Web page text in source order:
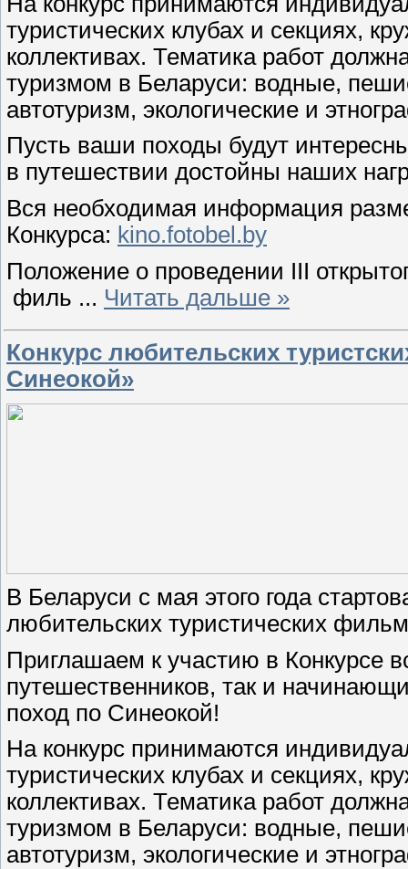
туристических клубах и секциях,
коллективах. Тематика работ
туризмом в Беларуси: водные,
автотуризм, экологические и
Пусть ваши походы будут
в путешествии достойны наших
Вся необходимая информация
Конкурса: kino.fotobel.by
Положение о проведении III
филь ... Читать дальше »
Конкурс любительских
Синеокой»
В Беларуси с мая этого года
любительских туристических
Приглашаем к участию в Конкурсе
путешественников, так и
поход по Синеокой!
На конкурс принимаются
туристических клубах и секциях,
коллективах. Тематика работ
туризмом в Беларуси: водные,
автотуризм, экологические и